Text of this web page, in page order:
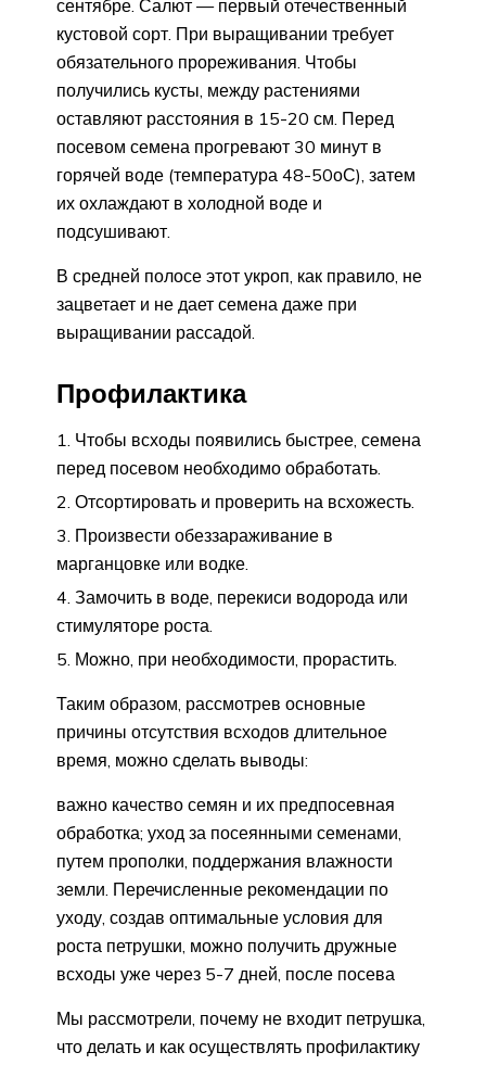
сентябре. Салют — первый отечественный
кустовой сорт. При выращивании требует
обязательного прореживания. Чтобы
получились кусты, между растениями
оставляют расстояния в 15-20 см. Перед
посевом семена прогревают 30 минут в
горячей воде (температура 48-50оС), затем
их охлаждают в холодной воде и
подсушивают.
В средней полосе этот укроп, как правило, не
зацветает и не дает семена даже при
выращивании рассадой.
Профилактика
Чтобы всходы появились быстрее, семена
перед посевом необходимо обработать.
Отсортировать и проверить на всхожесть.
Произвести обеззараживание в
марганцовке или водке.
Замочить в воде, перекиси водорода или
стимуляторе роста.
Можно, при необходимости, прорастить.
Таким образом, рассмотрев основные
причины отсутствия всходов длительное
время, можно сделать выводы:
важно качество семян и их предпосевная
обработка; уход за посеянными семенами,
путем прополки, поддержания влажности
земли. Перечисленные рекомендации по
уходу, создав оптимальные условия для
роста петрушки, можно получить дружные
всходы уже через 5-7 дней, после посева
Мы рассмотрели, почему не входит петрушка,
что делать и как осуществлять профилактику